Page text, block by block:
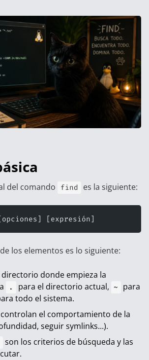
del comando find es la siguiente:
[expresión]
los elementos es lo siguiente:
directorio donde empieza la
. para el directorio actual, ~
para
todo el sistema.
controlan el comportamiento de la
seguir symlinks...).
son los criterios de búsqueda y las